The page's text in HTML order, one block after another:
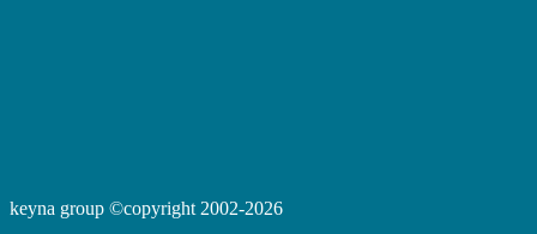
keyna group ©copyright 2002-2026